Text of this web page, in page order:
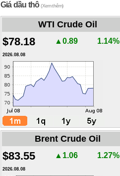
Giá dầu thô(Xem thêm)
WTI Crude Oil
$78.18 ▲0.89 1.14%
2026.08.08
Brent Crude Oil
$83.55 ▲1.06 1.27%
2026.08.08